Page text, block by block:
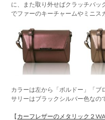
に、また取り外せばクラッチバ
でファーのキーチャームやミニス
カラーは左から「ボルドー」「ブ
サリーはブラックシルバー色なの
【カーフレザーのメタリック２